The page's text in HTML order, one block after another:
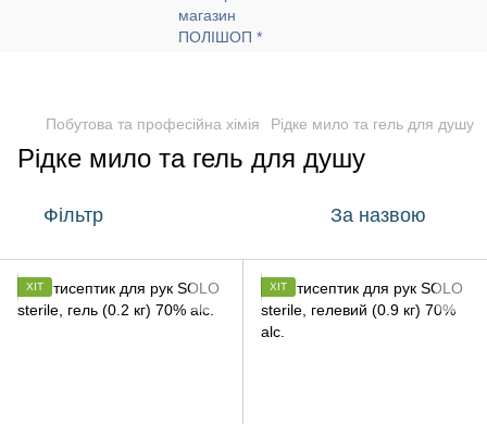
Побутова та професійна хімія Рідке мило та гель для душу
Рідке мило та гель для душу
Фільтр За назвою
ХІТ ХІТ